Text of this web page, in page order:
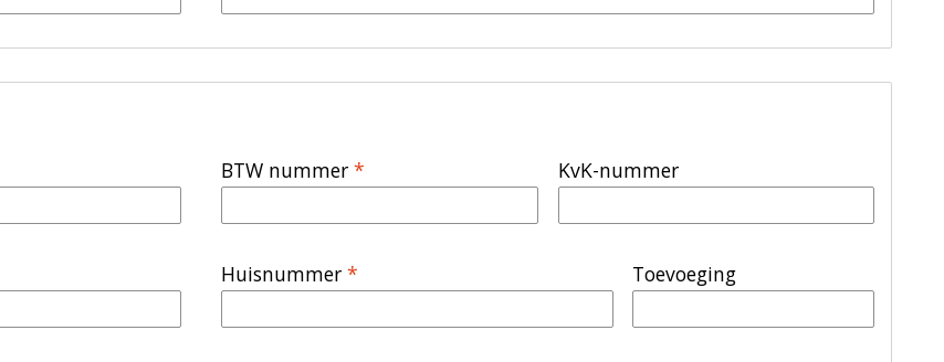
BTW nummer* KvK-nummer
Huisnummer* Toevoeging